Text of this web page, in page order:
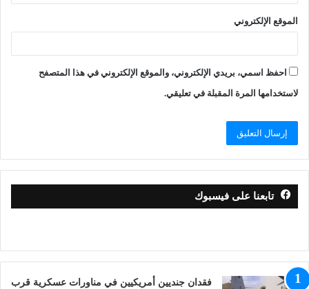
الموقع الإلكتروني
احفظ اسمي، بريدي الإلكتروني، والموقع الإلكتروني في هذا المتصفح
لاستخدامها المرة المقبلة في تعليقي.
تابعنا على فيسبوك
فقدان جنديين أمريكيين في مناورات عسكرية قرب